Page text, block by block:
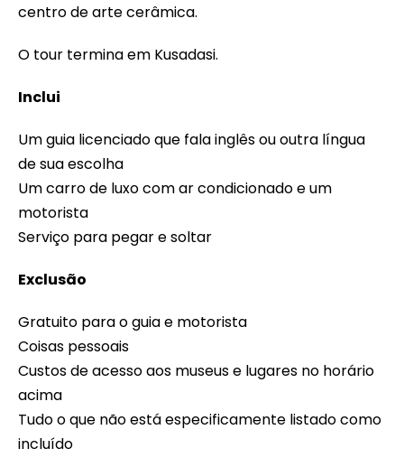
centro de arte cerâmica.
O tour termina em Kusadasi.
Inclui
Um guia licenciado que fala inglês ou outra língua
de sua escolha
Um carro de luxo com ar condicionado e um
motorista
Serviço para pegar e soltar
Exclusão
Gratuito para o guia e motorista
Coisas pessoais
Custos de acesso aos museus e lugares no horário
acima
Tudo o que não está especificamente listado como
incluído